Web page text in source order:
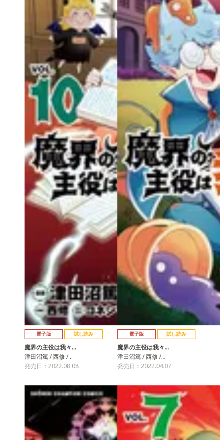
電子版 試し読み
魔界の主役は我々…
津田沼篤 / 西修 /…
発売日：2022.08.08
電子版 試し読み
魔界の主役は我々…
津田沼篤 / 西修 /…
発売日：2022.04.07